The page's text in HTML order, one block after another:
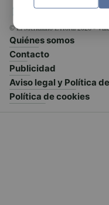
© El Meridiano L'Horta 2026 -
Quiénes somos
Contacto
Publicidad
Aviso legal y Política
Política de cookies